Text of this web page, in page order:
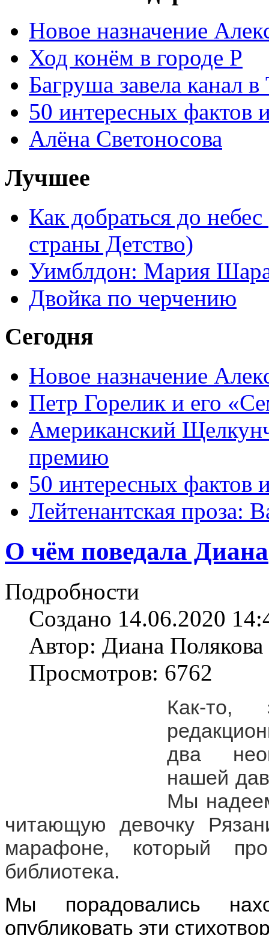
Новое назначение
Ход конём в городе Р
Багруша завела канал в
50 интересных фактов
Алёна Светоносова
Лучшее
Как добраться до
страны Детство)
Уимблдон: Мария
Двойка по черчению
Сегодня
Новое назначение
Петр Горелик и его
Американский
премию
50 интересных фактов
Лейтенантская проза:
О чём поведала Диана
Подробности
Создано 14.06.2020
Автор: Диана Полякова
Просмотров: 6762
Как-то,
два
нашей
Мы
читающую девочку
марафоне, который
библиотека.
Мы порадовались
опубликовать эти